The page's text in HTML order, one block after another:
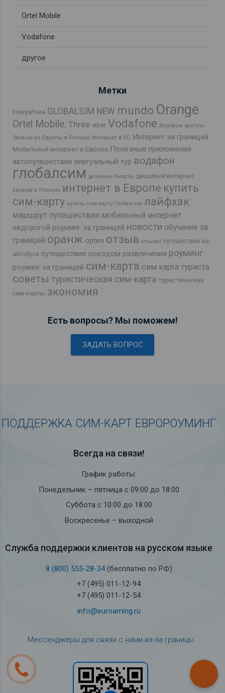
Ortel Mobile
Vodafone
другое
Метки
Everywhere GLOBALSIM NEW mundo Orange
Ortel Mobile. Three viber Vodafone Визовые центры
Звонки из Европы в Россию Интернет в ЕС Интернет за границей
Мобильный интернет в Европе Полезные приложения
автопутешествие виртуальный тур водафон
глобалсим дешевые билеты дешевый интернет
звонки в Россию интернет в Европе купить
сим-карту купить сим-карту Глобалсим лайфхак
маршрут путешествия мобильный интернет
недорогой роуминг за границей новости обучение за
границей оранж ортел отзыв отзывы путешествие на
автобусе путешествие поездом развлечения роуминг
роуминг за границей сим-карта сим карта туриста
советы туристическая сим-карта туристические
сим-карты экономия
Есть вопросы? Мы поможем!
ЗАДАТЬ ВОПРОС
ПОДДЕРЖКА СИМ-КАРТ ЕВРОРОУМИНГ
Всегда на связи!
График работы:
Понедельник – пятница с 09:00 до 18:00
Суббота с 10:00 до 18:00
Воскресенье – выходной
Служба под­держки кли­ен­тов на рус­ском языке
8 (800) 555-28-34(бесплатно по РФ)
+7 (495) 011-12-94
+7 (495) 011-12-54
info@euroaming.ru
Мессенджеры для связи с нами из-за границы